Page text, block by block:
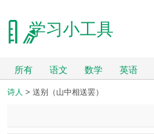
学习小工具
所有 语文 数学 英语
诗人 > 送别（山中相送罢）